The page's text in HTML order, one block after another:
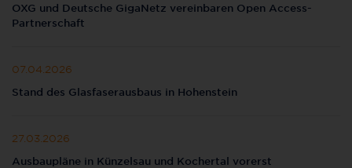
OXG und Deutsche GigaNetz vereinbaren Open Access-
Partnerschaft
07.04.2026
Stand des Glasfaserausbaus in Hohenstein
27.03.2026
Ausbaupläne in Künzelsau und Kochertal vorerst